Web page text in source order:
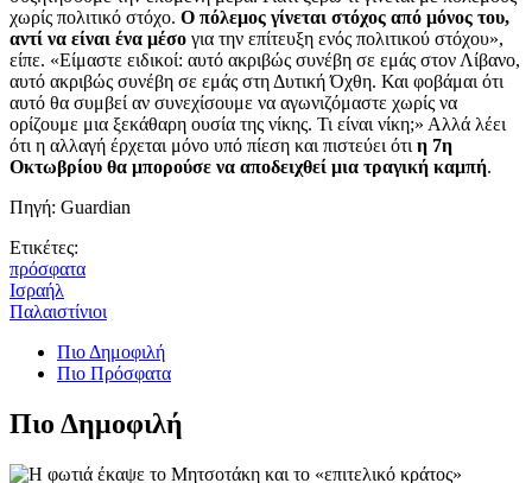
χωρίς πολιτικό στόχο. Ο πόλεμος γίνεται στόχος από μόνος του,
αντί να είναι ένα μέσο για την επίτευξη ενός πολιτικού στόχου»,
είπε. «Είμαστε ειδικοί: αυτό ακριβώς συνέβη σε εμάς στον Λίβανο,
αυτό ακριβώς συνέβη σε εμάς στη Δυτική Όχθη. Και φοβάμαι ότι
αυτό θα συμβεί αν συνεχίσουμε να αγωνιζόμαστε χωρίς να
ορίζουμε μια ξεκάθαρη ουσία της νίκης. Τι είναι νίκη;» Αλλά λέει
ότι η αλλαγή έρχεται μόνο υπό πίεση και πιστεύει ότι η 7η
Οκτωβρίου θα μπορούσε να αποδειχθεί μια τραγική καμπή.
Πηγή: Guardian
Ετικέτες:
πρόσφατα
Ισραήλ
Παλαιστίνιοι
Πιο Δημοφιλή
Πιο Πρόσφατα
Πιο Δημοφιλή